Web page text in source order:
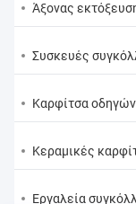
Άξονας
Συσκευές
Καρφίτσα
Κεραμικές
Εργαλεία